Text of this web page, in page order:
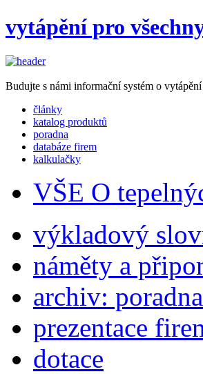
vytápění pro
Budujte s námi informační systém o
články
katalog produktů
poradna
databáze firem
kalkulačky
VŠE O
výkladový
náměty a
archiv:
prezentace
dotace